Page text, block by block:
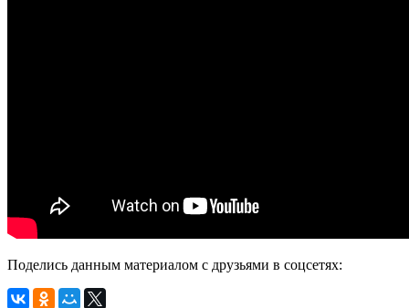
Поделись данным материалом с друзьями в соцсетях: